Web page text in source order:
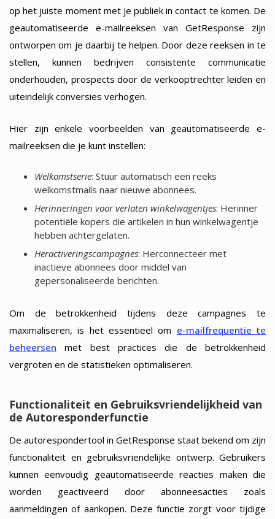
op het juiste moment met je publiek in contact te komen. De
geautomatiseerde e-mailreeksen van GetResponse zijn
ontworpen om je daarbij te helpen. Door deze reeksen in te
stellen, kunnen bedrijven consistente communicatie
onderhouden, prospects door de verkooptrechter leiden en
uiteindelijk conversies verhogen.
Hier zijn enkele voorbeelden van geautomatiseerde e-
mailreeksen die je kunt instellen:
Welkomstserie: Stuur automatisch een reeks
welkomstmails naar nieuwe abonnees.
Herinneringen voor verlaten winkelwagentjes: Herinner
potentiële kopers die artikelen in hun winkelwagentje
hebben achtergelaten.
Heractiveringscampagnes: Herconnecteer met
inactieve abonnees door middel van
gepersonaliseerde berichten.
Om de betrokkenheid tijdens deze campagnes te
maximaliseren, is het essentieel om e-mailfrequentie te
beheersen met best practices die de betrokkenheid
vergroten en de statistieken optimaliseren.
Functionaliteit en Gebruiksvriendelijkheid van
de Autoresponderfunctie
De autorespondertool in GetResponse staat bekend om zijn
functionaliteit en gebruiksvriendelijke ontwerp. Gebruikers
kunnen eenvoudig geautomatiseerde reacties maken die
worden geactiveerd door abonneesacties zoals
aanmeldingen of aankopen. Deze functie zorgt voor tijdige